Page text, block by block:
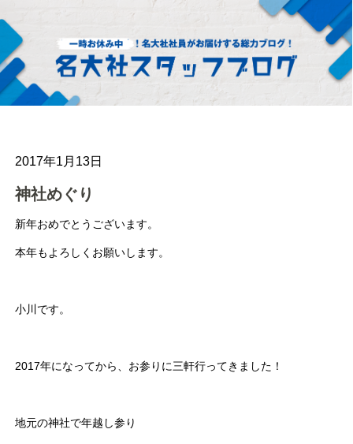
2017年1月13日
神社めぐり
新年おめでとうございます。
本年もよろしくお願いします。
小川です。
2017年になってから、お参りに三軒行ってきました！
地元の神社で年越し参り